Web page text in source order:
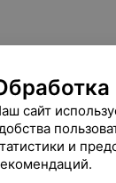
+ ножнички)
края ногтевой
сайт
и